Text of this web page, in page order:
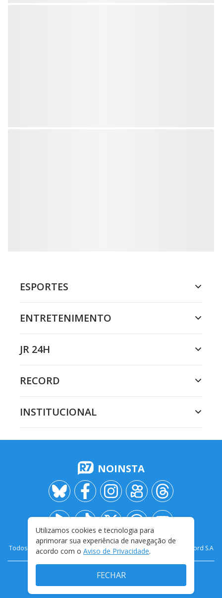
ESPORTES
ENTRETENIMENTO
JR 24H
RECORD
INSTITUCIONAL
NOINSTA
Todos os direitos reservados - 2009-2026- Rádio e Televisão Record S.A
FALE CONOSCO
TERMOS E CONDIÇÕES DE USO
Utilizamos cookies e tecnologia para
aprimorar sua experiência de navegação de
acordo com o Aviso de Privacidade.
FECHAR